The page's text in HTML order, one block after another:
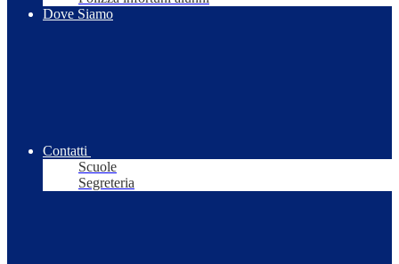
Dove Siamo
Contatti
Scuole
Segreteria